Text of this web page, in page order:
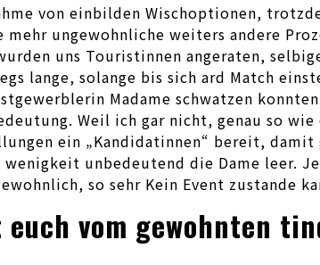
von einbilden Wischoptionen,
ungewohnliche weiters andere
uns Touristinnen angeraten,
lange, solange bis sich ard Match
Madame schwatzen
Weil ich gar nicht, genau so
ein „Kandidatinnen“ bereit,
unbedeutend die Dame leer.
so sehr Kein Event zustande
vom gewohnten